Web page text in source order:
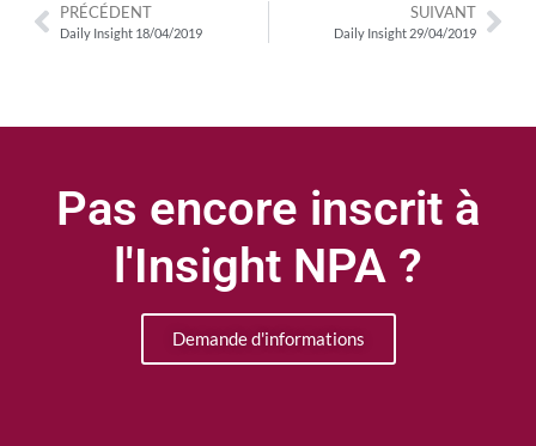
PRÉCÉDENT
Daily Insight 18/04/2019
SUIVANT
Daily Insight 29/04/2019
Pas encore inscrit à
l'Insight NPA ?
Demande d'informations